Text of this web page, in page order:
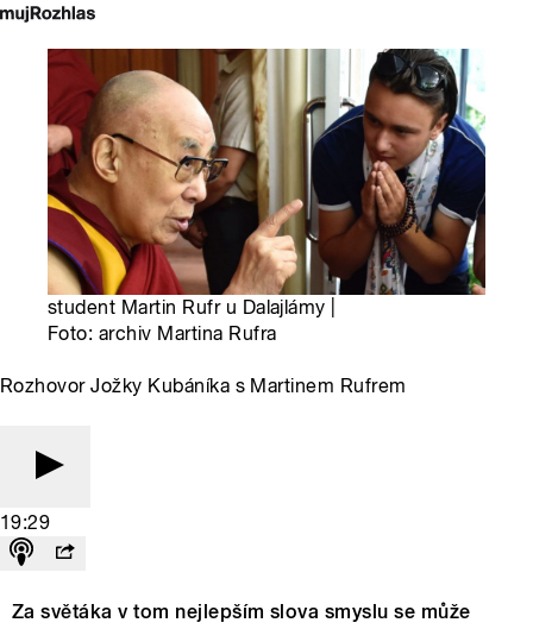
student Martin Rufr u Dalajlámy |
Foto: archiv Martina Rufra
Rozhovor Jožky Kubáníka s Martinem Rufrem
19:29
Za světáka v tom nejlepším slova smyslu se může